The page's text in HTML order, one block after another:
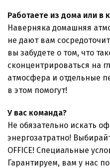
Работаете из дома или в
Наверняка домашняя
не дают вам
вы забудете о том, что
сконцентрироваться на
атмосфера и отдельные
в этом помогут!
У вас команда?
Не обязательно искать
энергозатратно!
OFFICE! Специальные
Гарантируем, вам у нас